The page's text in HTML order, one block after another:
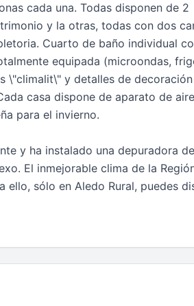
cada una. Todas disponen de 2
y la otras, todas con dos
Cuarto de baño individual
equipada (microondas,
\"climalit\" y detalles de
casa dispone de aparato de aire
para el invierno.
y ha instalado una depuradora
El inmejorable clima de la
ello, sólo en Aledo Rural, puedes